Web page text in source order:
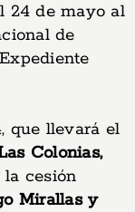
24 de mayo al
de
que llevará el
Colonias,
cesión
Mirallas y